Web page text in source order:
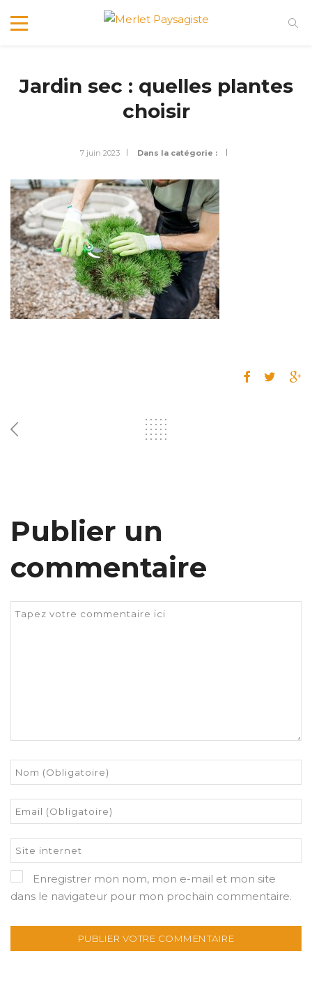
Jardin sec : quelles plantes
choisir
7 juin 2023 Dans la catégorie :
Publier un
commentaire
Enregistrer mon nom, mon e-mail et mon site
dans le navigateur pour mon prochain commentaire.